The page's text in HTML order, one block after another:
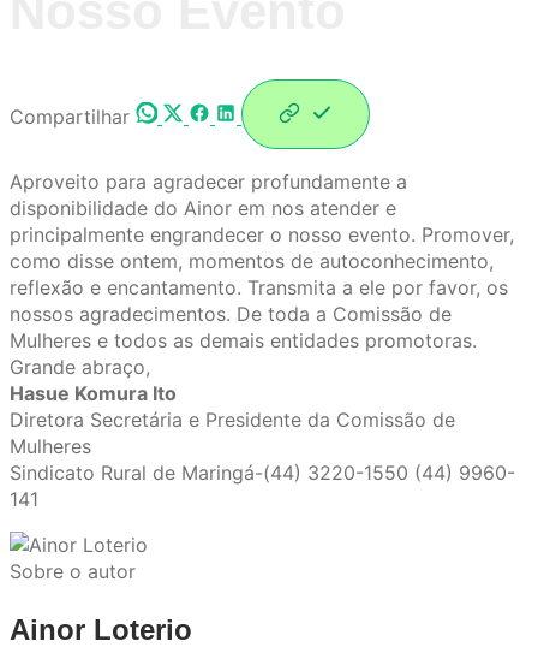
Compartilhar
Aproveito para agradecer profundamente a
disponibilidade do Ainor em nos atender e
principalmente engrandecer o nosso evento. Promover,
como disse ontem, momentos de autoconhecimento,
reflexão e encantamento. Transmita a ele por favor, os
nossos agradecimentos. De toda a Comissão de
Mulheres e todos as demais entidades promotoras.
Grande abraço,
Hasue Komura Ito
Diretora Secretária e Presidente da Comissão de
Mulheres
Sindicato Rural de Maringá-(44) 3220-1550 (44) 9960-
141
Sobre o autor
Ainor Loterio